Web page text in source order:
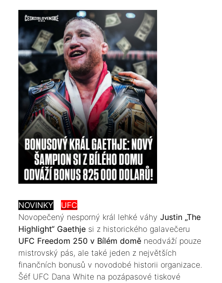
NOVINKY
UFC
​Novopečený nesporný král lehké váhyJustin „The
Highlight“ Gaethje si z historického galavečeru
UFC Freedom 250 v Bílém domě neodváží pouze
mistrovský pás, ale také jeden z největších
finančních bonusů v novodobé historii organizace.
Šéf UFC Dana White na pozápasové tiskové